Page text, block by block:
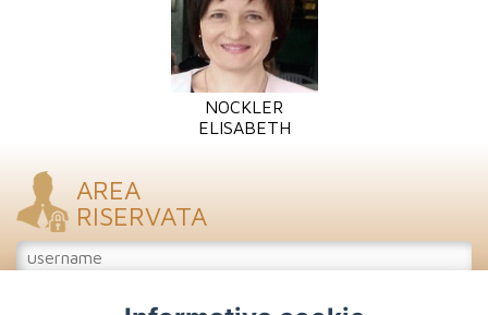
NOCKLER
ELISABETH
AREA
RISERVATA